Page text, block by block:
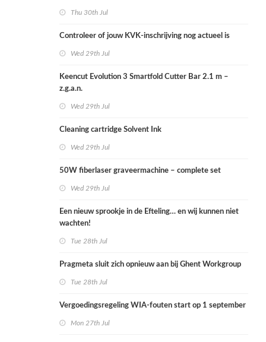
Thu 30th Jul
Controleer of jouw KVK-inschrijving nog actueel is
Wed 29th Jul
Keencut Evolution 3 Smartfold Cutter Bar 2.1 m –
z.g.a.n.
Wed 29th Jul
Cleaning cartridge Solvent Ink
Wed 29th Jul
50W fiberlaser graveermachine – complete set
Wed 29th Jul
Een nieuw sprookje in de Efteling… en wij kunnen niet
wachten!
Tue 28th Jul
Pragmeta sluit zich opnieuw aan bij Ghent Workgroup
Tue 28th Jul
Vergoedingsregeling WIA-fouten start op 1 september
Mon 27th Jul